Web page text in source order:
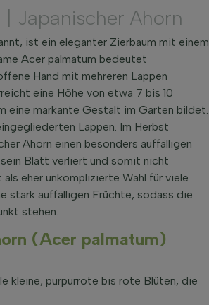
| Japanischer Ahorn
ist ein eleganter Zierbaum mit einem
Acer palmatum bedeutet
Hand mit mehreren Lappen
eine Höhe von etwa 7 bis 10
eine markante Gestalt im Garten bildet.
Lappen. Im Herbst
Ahorn einen besonders auffälligen
sein Blatt verliert und somit nicht
eher unkomplizierte Wahl für viele
stark auffälligen Früchte, sodass die
stehen.
(Acer palmatum)
kleine, purpurrote bis rote Blüten, die